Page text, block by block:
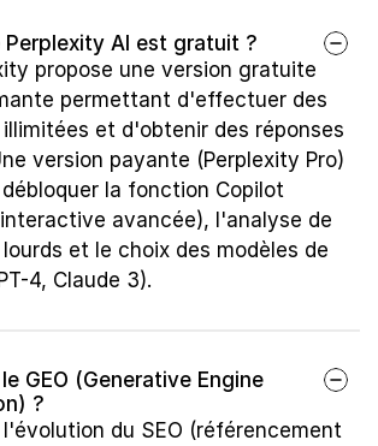
Perplexity AI est gratuit ?
propose une version gratuite
permettant d'effectuer des
et d'obtenir des réponses
version payante (Perplexity Pro)
la fonction Copilot
avancée), l'analyse de
et le choix des modèles de
4, Claude 3).
GEO (Generative Engine
?
l'évolution du SEO (référencement